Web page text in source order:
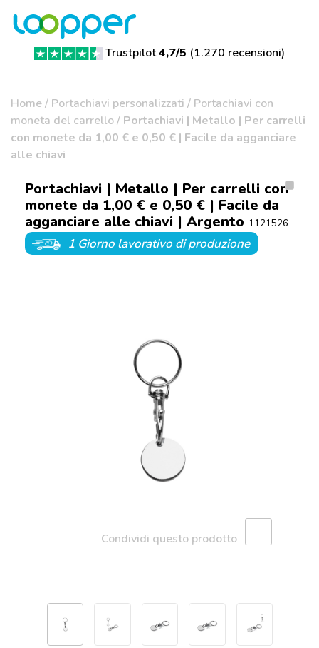
Trustpilot4,7/5 (1.270 recensioni)
Home/ Portachiavi personalizzati / Portachiavi con
moneta del carrello/ Portachiavi | Metallo | Per carrelli
con monete da 1,00 € e 0,50 € | Facile da agganciare
alle chiavi
Portachiavi | Metallo | Per carrelli con
monete da 1,00 € e 0,50 € | Facile da
agganciare alle chiavi | Argento 1121526
1 Giorno lavorativo di produzione
1 Giorno lavorativo di produzione
Condividi questo prodotto